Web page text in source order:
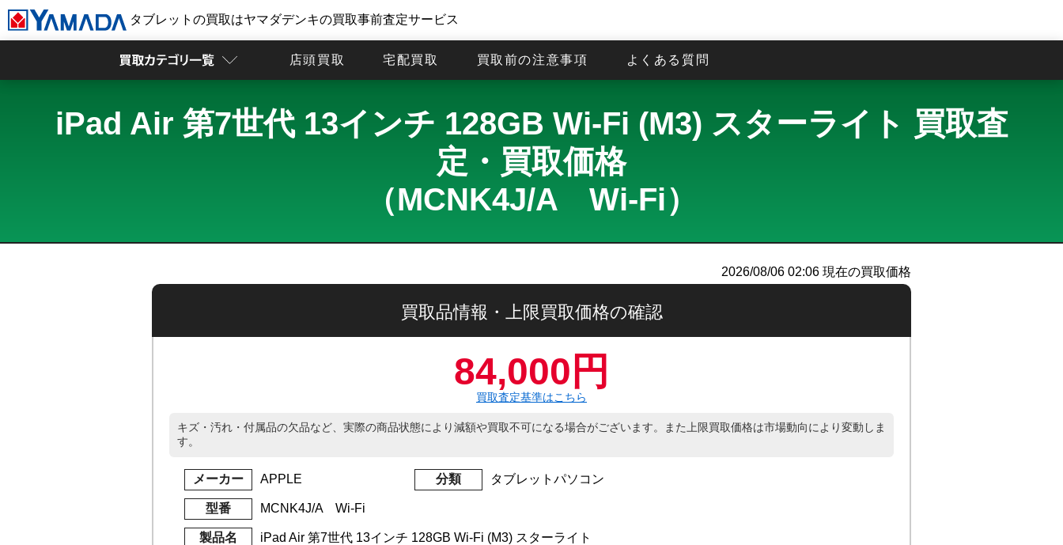
タブレットの買取はヤマダデンキの買取事前査定サービス
店頭買取 宅配買取 買取前の注意事項 よくある質問
iPad Air 第7世代 13インチ 128GB Wi-Fi (M3) スターライト 買取査
定・買取価格
（MCNK4J/A Wi-Fi）
2026/08/06 02:06 現在の買取価格
買取品情報・上限買取価格の確認
84,000円
買取査定基準はこちら
キズ・汚れ・付属品の欠品など、実際の商品状態により減額や買取不可になる場合がございます。また上限買取価格は市場動向により変動しま
す。
メーカー APPLE 分類 タブレットパソコン
型番 MCNK4J/A Wi-Fi
製品名 iPad Air 第7世代 13インチ 128GB Wi-Fi (M3) スターライト